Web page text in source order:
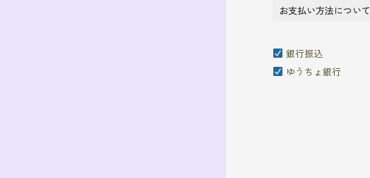
お支払い方法について
銀行振込
ゆうちょ銀行